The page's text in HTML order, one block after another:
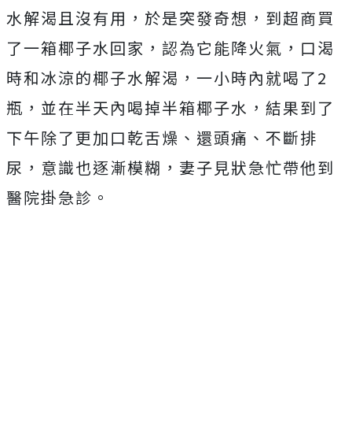
水解渴且沒有用，於是突發奇想，到超商買
了一箱椰子水回家，認為它能降火氣，口渴
時和冰涼的椰子水解渴，一小時內就喝了2
瓶，並在半天內喝掉半箱椰子水，結果到了
下午除了更加口乾舌燥、還頭痛、不斷排
尿，意識也逐漸模糊，妻子見狀急忙帶他到
醫院掛急診。